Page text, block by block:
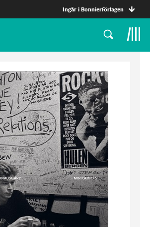
Ingår i Bonnierförlagen